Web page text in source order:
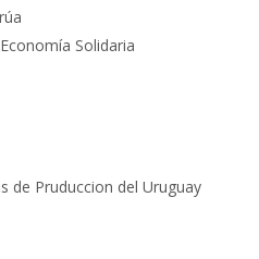
Solidaria
de Pruduccion del Uruguay